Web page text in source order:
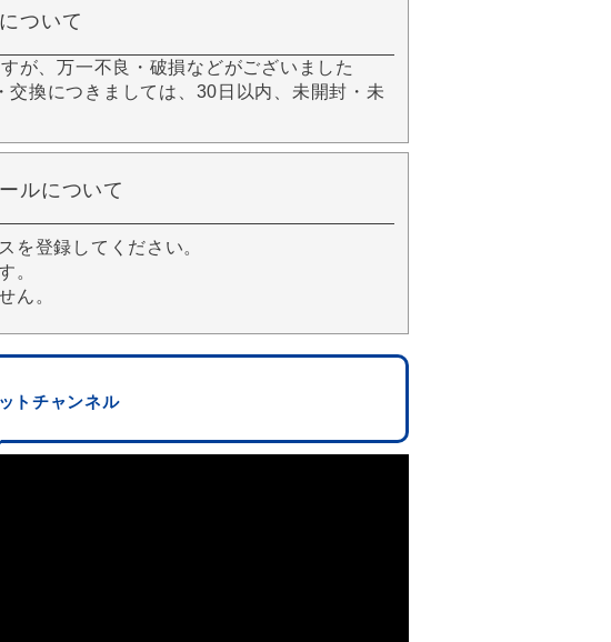
ついて
が、万一不良・破損などがございました
換につきましては、30日以内、未開封・未
ルについて
を登録してください。
。
ん。
トチャンネル